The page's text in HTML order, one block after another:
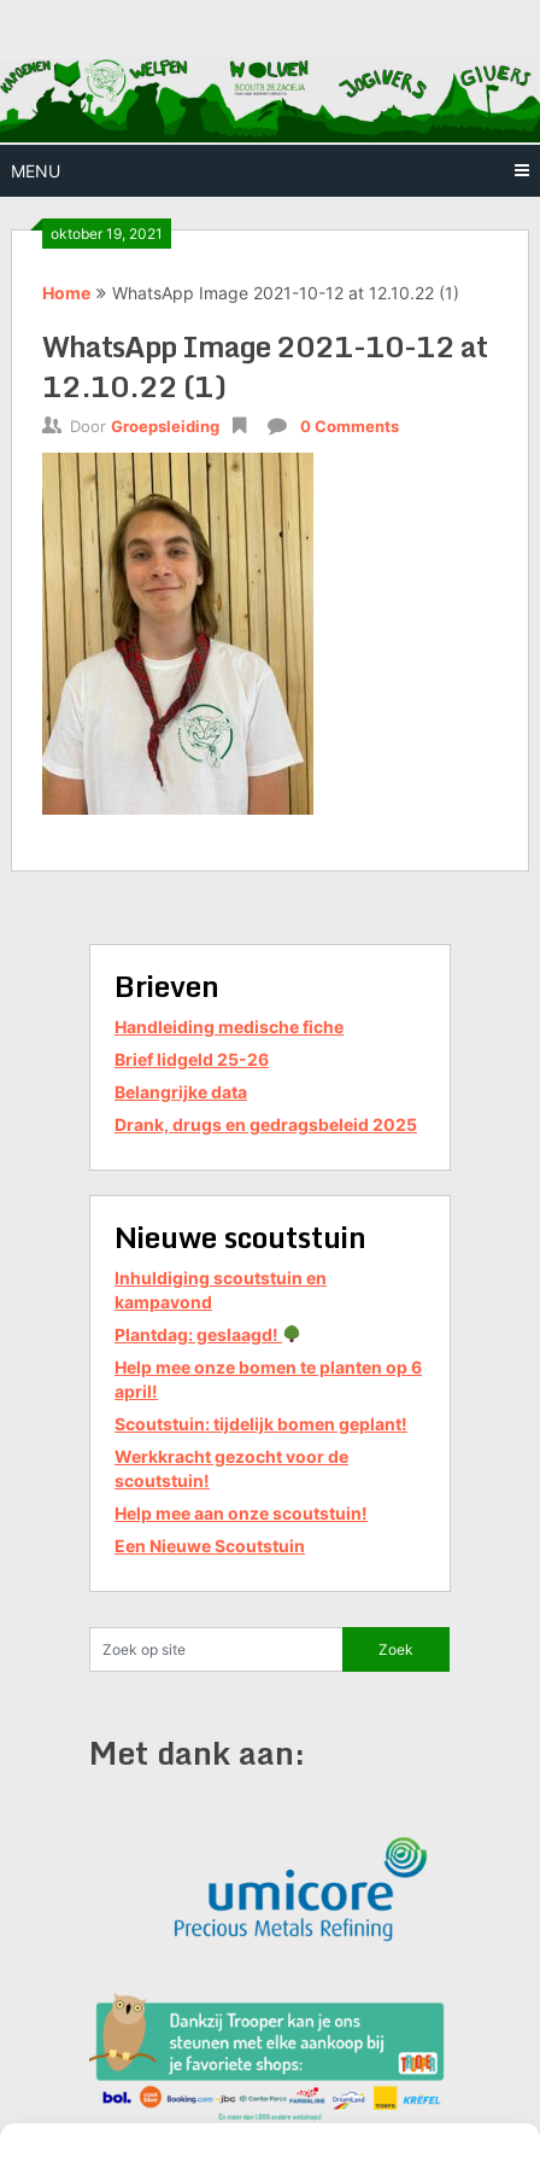
content
Scouts
28
Zaoeja
MENU
oktober 19, 2021
Home WhatsApp Image 2021-10-12 at 12.10.22 (1)
WhatsApp Image 2021-10-12 at
12.10.22 (1)
Door Groepsleiding 0 Comments
Brieven
Handleiding medische fiche
Brief lidgeld 25-26
Belangrijke data
Drank, drugs en gedragsbeleid 2025
Nieuwe scoutstuin
Inhuldiging scoutstuin en
kampavond
Plantdag: geslaagd!
Help mee onze bomen te planten op 6
april!
Scoutstuin: tijdelijk bomen geplant!
Werkkracht gezocht voor de
scoutstuin!
Help mee aan onze scoutstuin!
Een Nieuwe Scoutstuin
Met dank aan: